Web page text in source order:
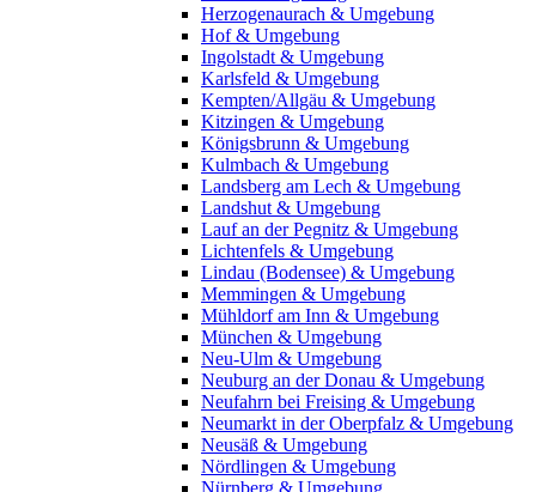
Herzogenaurach & Umgebung
Hof & Umgebung
Ingolstadt & Umgebung
Karlsfeld & Umgebung
Kempten/Allgäu & Umgebung
Kitzingen & Umgebung
Königsbrunn & Umgebung
Kulmbach & Umgebung
Landsberg am Lech & Umgebung
Landshut & Umgebung
Lauf an der Pegnitz & Umgebung
Lichtenfels & Umgebung
Lindau (Bodensee) & Umgebung
Memmingen & Umgebung
Mühldorf am Inn & Umgebung
München & Umgebung
Neu-Ulm & Umgebung
Neuburg an der Donau & Umgebung
Neufahrn bei Freising & Umgebung
Neumarkt in der Oberpfalz & Umgebung
Neusäß & Umgebung
Nördlingen & Umgebung
Nürnberg & Umgebung